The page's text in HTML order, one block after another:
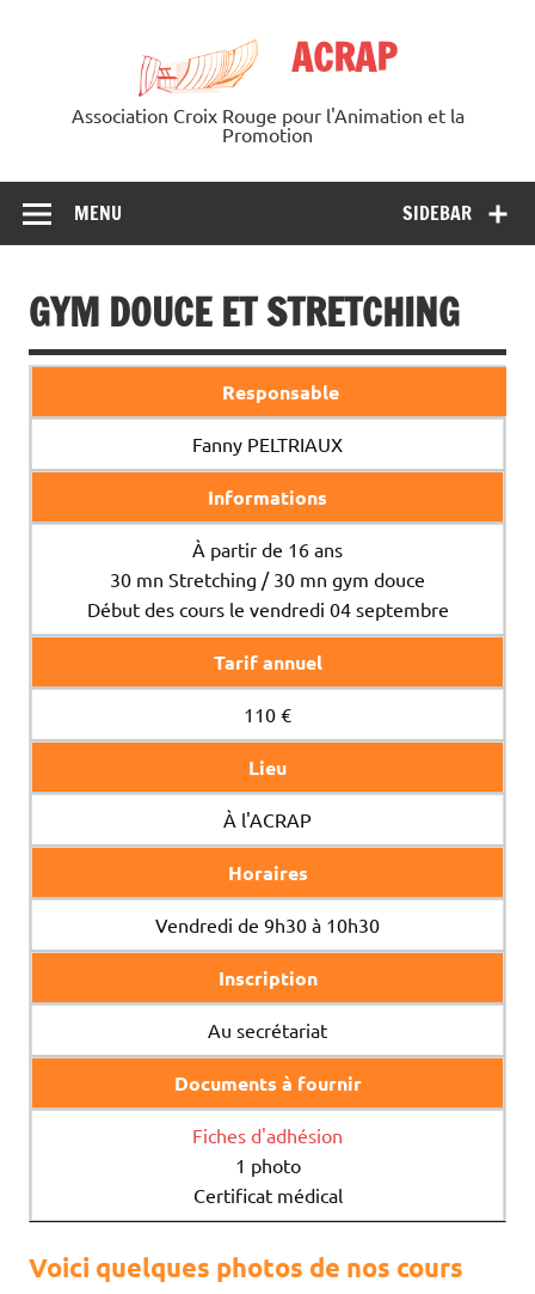
ACRAP
Association Croix Rouge pour l'Animation et la
Promotion
SIDEBAR
MENU
GYM DOUCE ET STRETCHING
Responsable
Fanny PELTRIAUX
Informations
À partir de 16 ans
30 mn Stretching / 30 mn gym douce
Début des cours le vendredi 04 septembre
Tarif annuel
110 €
Lieu
À l'ACRAP
Horaires
Vendredi de 9h30 à 10h30
Inscription
Au secrétariat
Documents à fournir
Fiches d'adhésion
1 photo
Certificat médical
Voici quelques photos de nos cours